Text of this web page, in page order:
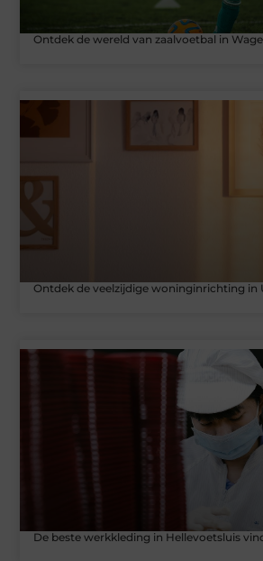
Ontdek de wereld van zaalvoetbal in
Ontdek de veelzijdige woninginrichting in
De beste werkkleding in Hellevoetsluis